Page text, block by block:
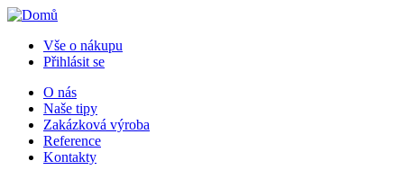
Přejít
hlavnímu
obsahu
Menu
uživatelského
účtu
Vše o nákupu
Přihlásit se
Horní
menu
O nás
Naše tipy
Zakázková výroba
Reference
Kontakty